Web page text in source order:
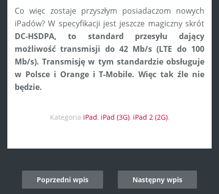
Co więc zostaje przyszłym posiadaczom nowych
iPadów? W specyfikacji jest jeszcze magiczny skrót
DC-HSDPA, to standard przesyłu dający
możliwość transmisji do 42 Mb/s (LTE do 100
Mb/s). Transmisję w tym standardzie obsługuje
w Polsce i Orange i T-Mobile. Więc tak źle nie
będzie.
Kategoria iPad, iPad (3G), iPad 2 (2G).
Post
navigation
Poprzedni wpis Następny wpis